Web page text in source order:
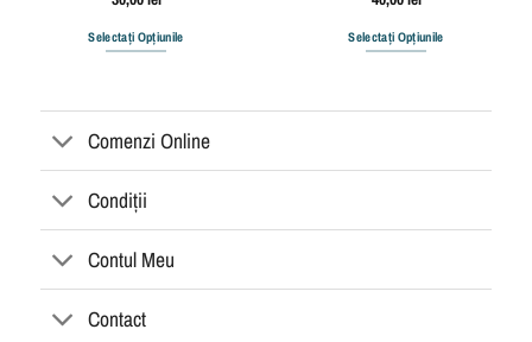
Selectați Opțiunile Selectați Opțiunile
Comenzi Online
Condiții
Contul Meu
Contact